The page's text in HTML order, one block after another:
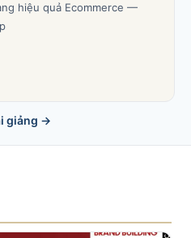
hiệu quả Ecommerce —
giảng →